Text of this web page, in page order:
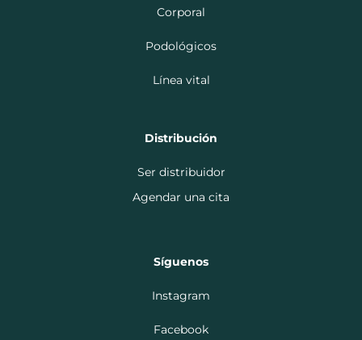
Corporal
Podológicos
Línea vital
Distribución
Ser distribuidor
Agendar una cita
Síguenos
Instagram
Facebook